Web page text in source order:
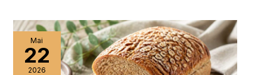
Mai
22
2026